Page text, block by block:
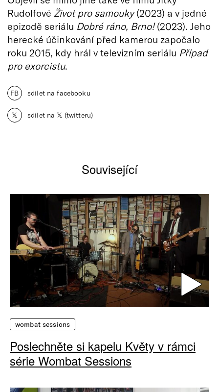
Rudolfové Život pro samouky(2023) a v jedné
epizodě seriálu Dobré ráno, Brno!(2023). Jeho
herecké účinkování před kamerou započalo
roku 2015, kdy hrál v televizním seriálu Případ
pro exorcistu.
FB sdílet na facebooku
𝕏 sdílet na 𝕏 (twitteru)
Související
wombat sessions
Poslechněte si kapelu Květy v rámci
série Wombat Sessions